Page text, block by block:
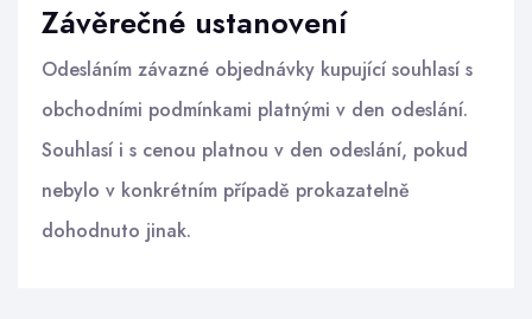
Závěrečné ustanovení
Odesláním závazné objednávky kupující souhlasí s
obchodními podmínkami platnými v den odeslání.
Souhlasí i s cenou platnou v den odeslání, pokud
nebylo v konkrétním případě prokazatelně
dohodnuto jinak.